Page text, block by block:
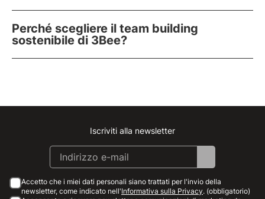
Perché scegliere il team building
sostenibile di 3Bee?
Instagram
Facebook
Linkedin
Youtube
Iscriviti alla newsletter
Accetto che i miei dati personali siano trattati per l'invio della
newsletter, come indicato nell'Informativa sulla Privacy. (obbligatorio)